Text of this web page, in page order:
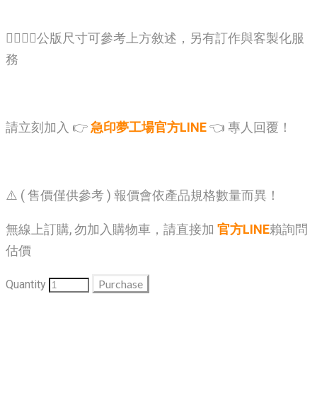
🙋‍♂️🙋‍♂️公版尺寸可參考上方敘述，另有訂作與客製化服
務
請立刻加入 👉急印夢工場官方LINE👈 專人回覆！
⚠️ ( 售價僅供參考 ) 報價會依產品規格數量而異！
無線上訂購, 勿加入購物車，請直接加 官方LINE賴詢問
估價
Quantity Purchase